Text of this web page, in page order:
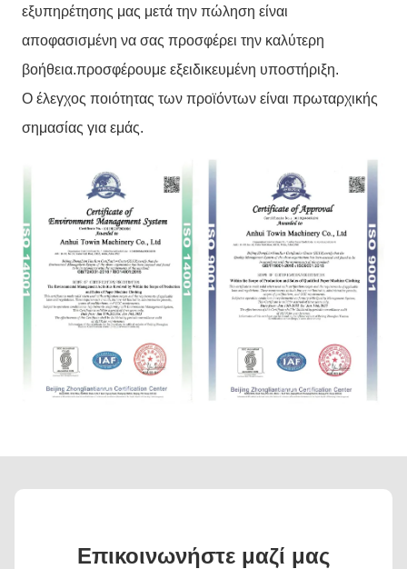
εξυπηρέτησης μας μετά την πώληση είναι
αποφασισμένη να σας προσφέρει την καλύτερη
βοήθεια.προσφέρουμε εξειδικευμένη υποστήριξη.
Ο έλεγχος ποιότητας των προϊόντων είναι πρωταρχικής
σημασίας για εμάς.
Επικοινωνήστε μαζί μας